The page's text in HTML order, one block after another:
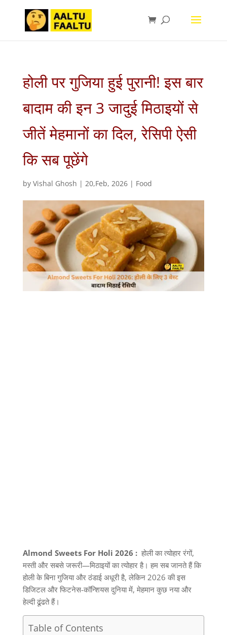
होली पर गुजिया हुई पुरानी! इस बार
बादाम की इन 3 जादुई मिठाइयों से
जीतें मेहमानों का दिल, रेसिपी ऐसी
कि सब पूछेंगे
by Vishal Ghosh | 20,Feb, 2026| Food
Almond Sweets For Holi 2026 : होली का त्योहार रंगों,
मस्ती और सबसे जरूरी—मिठाइयों का त्योहार है। हम सब जानते हैं कि
होली के बिना गुजिया और ठंडाई अधूरी है, लेकिन 2026 की इस
डिजिटल और फिटनेस-कॉन्शियस दुनिया में, मेहमान कुछ नया और
हेल्दी ढूंढते हैं।
Table of Contents